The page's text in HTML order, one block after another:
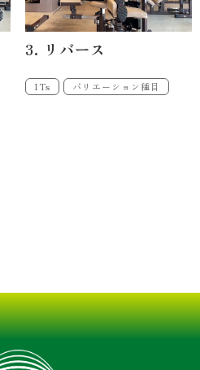
3. リバース
ITs バリエーション種目